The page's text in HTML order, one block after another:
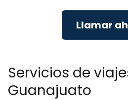
Llamar
Servicios de
Guanajuato